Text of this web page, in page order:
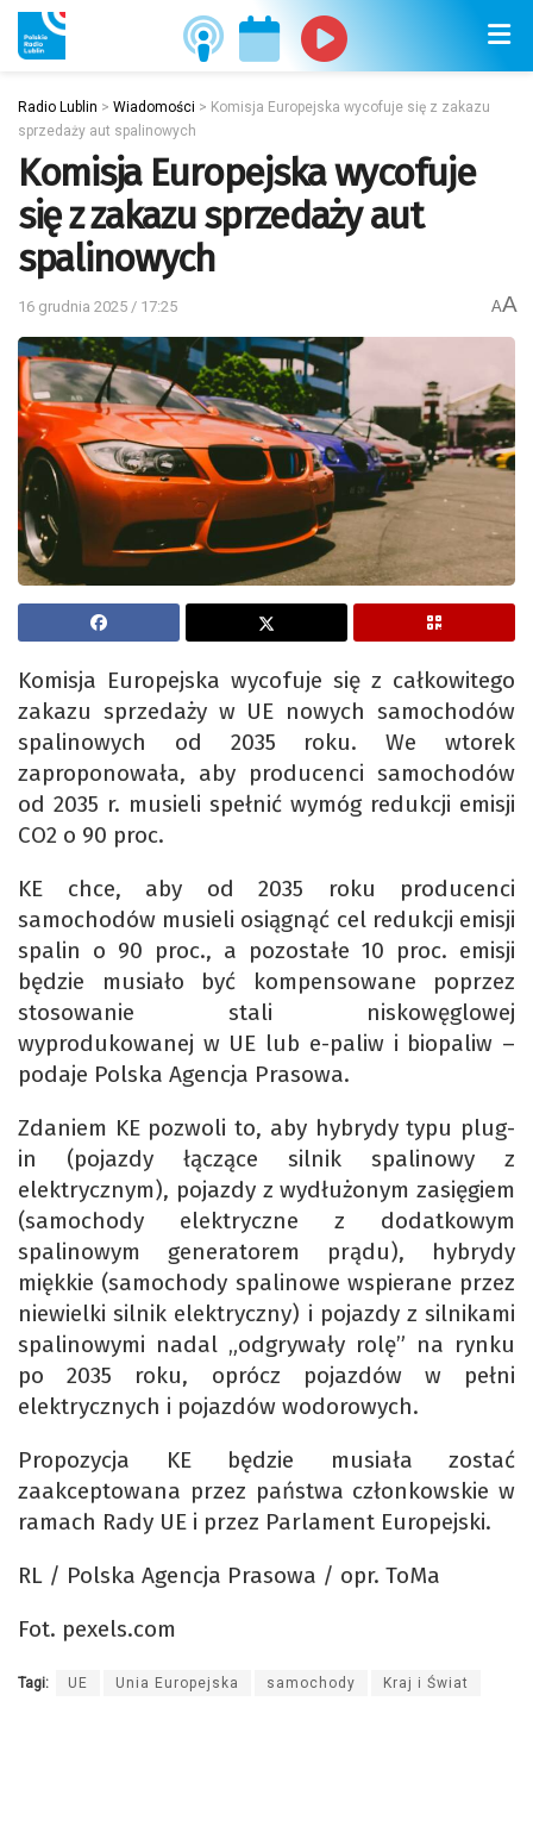
Radio Lublin > Wiadomości > Komisja Europejska wycofuje się z zakazu
sprzedaży aut spalinowych
Komisja Europejska wycofuje
się z zakazu sprzedaży aut
spalinowych
16 grudnia 2025 / 17:25 AA
Komisja Europejska wycofuje się z całkowitego
zakazu sprzedaży w UE nowych samochodów
spalinowych od 2035 roku. We wtorek
zaproponowała, aby producenci samochodów
od 2035 r. musieli spełnić wymóg redukcji emisji
CO2 o 90 proc.
KE chce, aby od 2035 roku producenci
samochodów musieli osiągnąć cel redukcji emisji
spalin o 90 proc., a pozostałe 10 proc. emisji
będzie musiało być kompensowane poprzez
stosowanie stali niskowęglowej
wyprodukowanej w UE lub e-paliw i biopaliw –
podaje Polska Agencja Prasowa.
Zdaniem KE pozwoli to, aby hybrydy typu plug-
in (pojazdy łączące silnik spalinowy z
elektrycznym), pojazdy z wydłużonym zasięgiem
(samochody elektryczne z dodatkowym
spalinowym generatorem prądu), hybrydy
miękkie (samochody spalinowe wspierane przez
niewielki silnik elektryczny) i pojazdy z silnikami
spalinowymi nadal „odgrywały rolę” na rynku
po 2035 roku, oprócz pojazdów w pełni
elektrycznych i pojazdów wodorowych.
Propozycja KE będzie musiała zostać
zaakceptowana przez państwa członkowskie w
ramach Rady UE i przez Parlament Europejski.
RL / Polska Agencja Prasowa / opr. ToMa
Fot. pexels.com
Tagi: UE Unia Europejska samochody Kraj i Świat